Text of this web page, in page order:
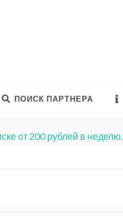
ПОИСК ПАРТНЕРА
от 200 рублей в неделю.